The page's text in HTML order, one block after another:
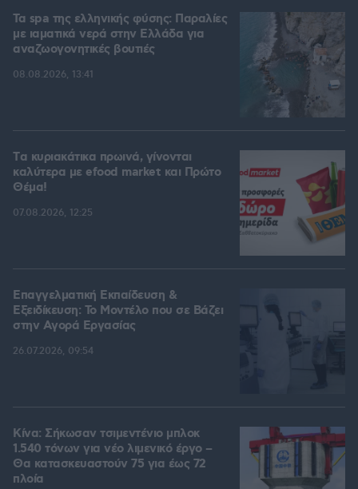
Τα spa της ελληνικής φύσης: Παραλίες
με ιαματικά νερά στην Ελλάδα για
αναζωογονητικές βουτιές
08.08.2026, 13:41
Tα κυριακάτικα πρωινά, γίνονται
καλύτερα με efood market και Πρώτο
Θέμα!
07.08.2026, 12:25
Επαγγελματική Εκπαίδευση &
Εξειδίκευση: Το Mοντέλο που σε Bάζει
στην Aγορά Eργασίας
26.07.2026, 09:54
Κίνα: Σήκωσαν τσιμεντένιο μπλοκ
1.540 τόνων για νέο λιμενικό έργο –
Θα κατασκευαστούν 75 για έως 72
πλοία